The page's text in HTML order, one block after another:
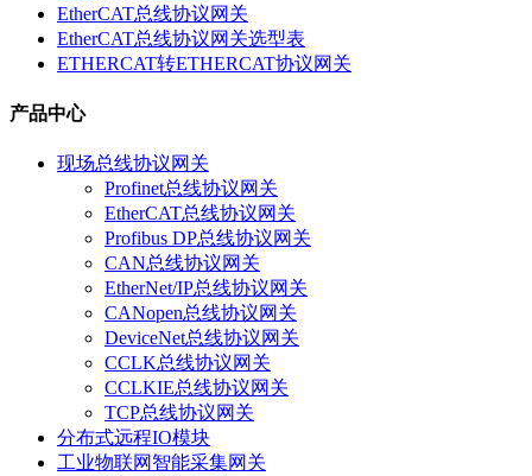
EtherCAT总线协议网关
EtherCAT总线协议网关选型表
ETHERCAT转ETHERCAT协议网关
产品中心
现场总线协议网关
Profinet总线协议网关
EtherCAT总线协议网关
Profibus DP总线协议网关
CAN总线协议网关
EtherNet/IP总线协议网关
CANopen总线协议网关
DeviceNet总线协议网关
CCLK总线协议网关
CCLKIE总线协议网关
TCP总线协议网关
分布式远程IO模块
工业物联网智能采集网关